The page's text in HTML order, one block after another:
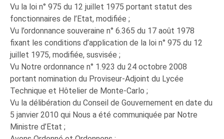
Vu la loi n° 975 du 12 juillet 1975 portant statut des
fonctionnaires de l’Etat, modifiée ;
Vu l’ordonnance souveraine n° 6.365 du 17 août 1978
fixant les conditions d’application de la loi n° 975 du 12
juillet 1975, modifiée, susvisée ;
Vu Notre ordonnance n° 1.923 du 24 octobre 2008
portant nomination du Proviseur-Adjoint du Lycée
Technique et Hôtelier de Monte-Carlo ;
Vu la délibération du Conseil de Gouvernement en date du
5 janvier 2010 qui Nous a été communiquée par Notre
Ministre d’Etat ;